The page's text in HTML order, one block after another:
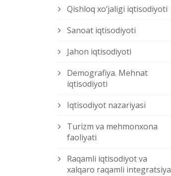
Qishloq xо‘jaligi iqtisodiyoti
Sanoat iqtisodiyoti
Jahon iqtisodiyoti
Demografiya. Mehnat
iqtisodiyoti
Iqtisodiyot nazariyasi
Turizm va mehmonxona
faoliyati
Raqamli iqtisodiyot va
xalqaro raqamli integratsiya